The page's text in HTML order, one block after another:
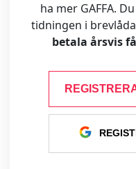
ha mer GAFFA.
tidningen i
betala årsvis